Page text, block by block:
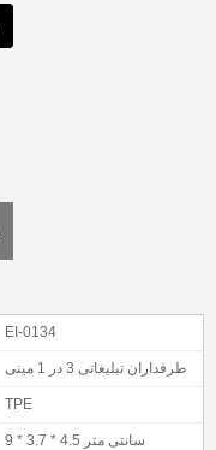
EI-0134
طرفداران تبلیغاتی 3 در 1 مینی
TPE
9 * 3.7 * 4.5 سانتی متر